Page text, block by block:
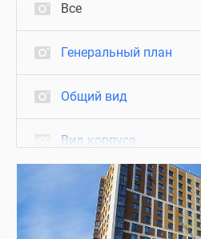
Все
Генеральный план
Общий вид
Вид корпуса
Фасад
Благоустройство